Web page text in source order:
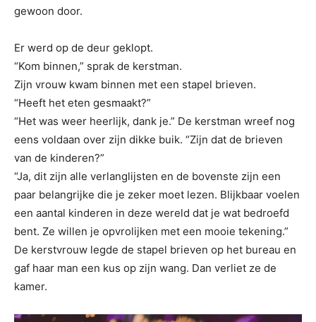
gewoon door.
Er werd op de deur geklopt.
“Kom binnen,” sprak de kerstman.
Zijn vrouw kwam binnen met een stapel brieven.
“Heeft het eten gesmaakt?”
“Het was weer heerlijk, dank je.” De kerstman wreef nog
eens voldaan over zijn dikke buik. “Zijn dat de brieven
van de kinderen?”
“Ja, dit zijn alle verlanglijsten en de bovenste zijn een
paar belangrijke die je zeker moet lezen. Blijkbaar voelen
een aantal kinderen in deze wereld dat je wat bedroefd
bent. Ze willen je opvrolijken met een mooie tekening.”
De kerstvrouw legde de stapel brieven op het bureau en
gaf haar man een kus op zijn wang. Dan verliet ze de
kamer.